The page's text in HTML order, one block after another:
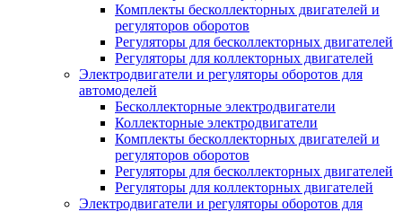
Комплекты бесколлекторных двигателей и
регуляторов оборотов
Регуляторы для бесколлекторных двигателей
Регуляторы для коллекторных двигателей
Электродвигатели и регуляторы оборотов для
автомоделей
Бесколлекторные электродвигатели
Коллекторные электродвигатели
Комплекты бесколлекторных двигателей и
регуляторов оборотов
Регуляторы для бесколлекторных двигателей
Регуляторы для коллекторных двигателей
Электродвигатели и регуляторы оборотов для